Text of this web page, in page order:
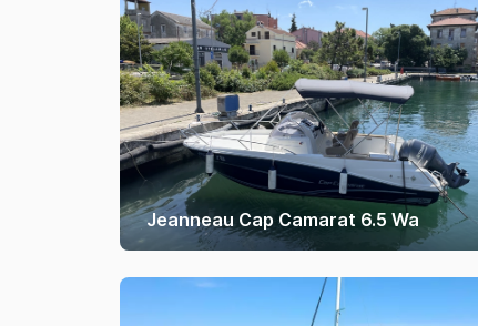
Jeanneau Cap Camarat 6.5 Wa